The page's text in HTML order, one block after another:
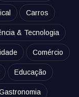
Carros
& Tecnologia
Comércio
Educação